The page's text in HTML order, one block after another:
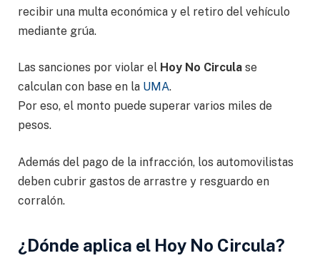
recibir una multa económica y el retiro del vehículo
mediante grúa.
Las sanciones por violar el Hoy No Circula se
calculan con base en la UMA.
Por eso, el monto puede superar varios miles de
pesos.
Además del pago de la infracción, los automovilistas
deben cubrir gastos de arrastre y resguardo en
corralón.
¿Dónde aplica el Hoy No Circula?